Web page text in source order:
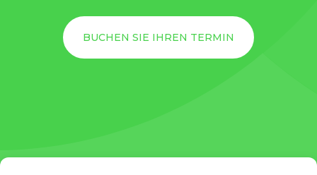
BUCHEN SIE IHREN TERMIN